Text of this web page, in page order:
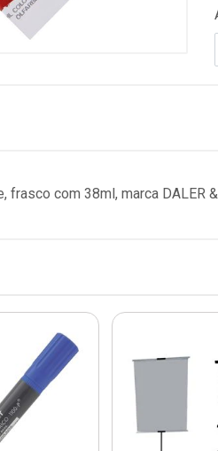
frasco com 38ml, marca DALER